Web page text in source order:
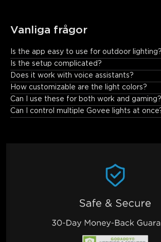
Vanliga frågor
Is the app easy to use for outdoor lighting?
Absolutely—Govee Home App automatically
and provides intuitive controls for seamless
Is the setup complicated?
Does it work with voice assistants?
How customizable are the light colors?
Can I use these for both work and gaming?
Can I control multiple Govee lights at